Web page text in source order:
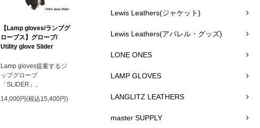
Lewis Leathers(ジャケット)
Lewis Leathers(アパレル・グッズ)
LONE ONES
LAMP GLOVES
LANGLITZ LEATHERS
master SUPPLY
【Lamp gloves/ランプグ
ローブス】グローブ/
Utility glove Slider
Lamp gloves提案するジ
ップグローブ
「SLIDER」。
14,000円(税込15,400円)